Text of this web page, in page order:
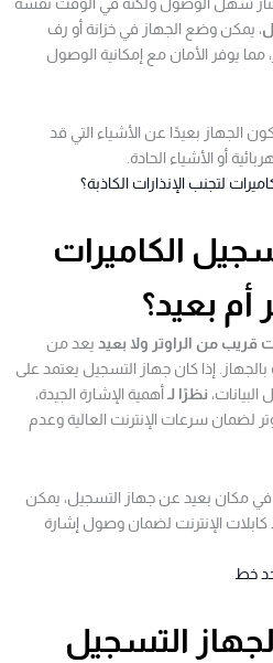
، يمكن وضع الجهاز في خزانة أو رف
مما يوفر الأمان مع إمكانية الوصول
الجهاز بعيدًا عن الأشياء التي قد
أو الأشياء الحادة.
لتجنب الإنذارات الكاذبة؟
الكاميرات
أم بعيد؟
قريب من الراوتر ولا بعيد يعد من
إذا كان جهاز التسجيل يعتمد على
نظرًا لـ أهمية الإشارة الجيدة،
لضمان سرعات الإنترنت العالية وعدم
في مكان بعيد عن جهاز التسجيل، يمكن
الإنترنت لضمان وصول إشارة
خط
التسجيل